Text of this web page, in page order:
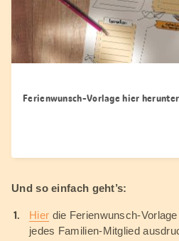
Ferienwunsch-Vorlage hier
Und so einfach geht’s:
Hier die Ferienwunsch-
jedes Familien-Mitglied